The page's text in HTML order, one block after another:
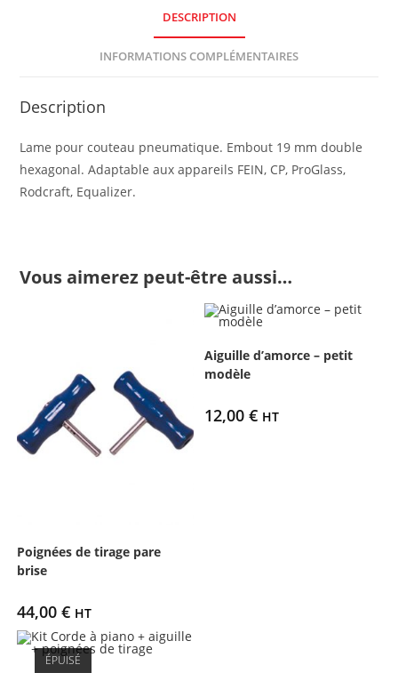
DESCRIPTION
INFORMATIONS COMPLÉMENTAIRES
Description
Lame pour couteau pneumatique. Embout 19 mm double
hexagonal. Adaptable aux appareils FEIN, CP, ProGlass,
Rodcraft, Equalizer.
Vous aimerez peut-être aussi…
Poignées de tirage pare
brise
44,00 € HT
Aiguille d’amorce – petit
modèle
12,00€ HT
ÉPUISÉ